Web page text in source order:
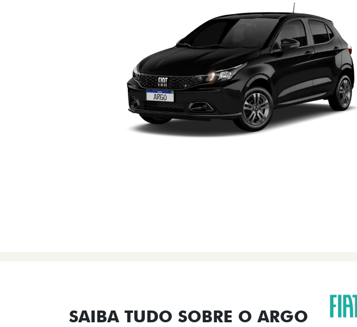
SAIBA TUDO SOBRE O ARGO